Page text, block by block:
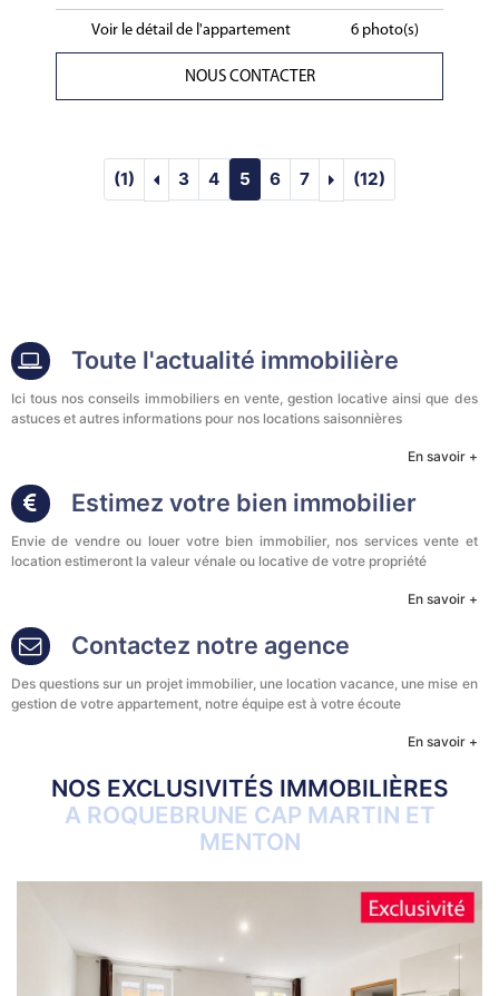
Voir le détail de l'appartement 6 photo(s)
NOUS CONTACTER
(1) visupageprec :LOCATION
3 4 5 6 7 visupagesuiv
(12)
Toute l'actualité immobilière
Ici tous nos conseils immobiliers en vente, gestion locative ainsi que des
astuces et autres informations pour nos locations saisonnières
En savoir +
Estimez votre bien immobilier
Envie de vendre ou louer votre bien immobilier, nos services vente et
location estimeront la valeur vénale ou locative de votre propriété
En savoir +
Contactez notre agence
Des questions sur un projet immobilier, une location vacance, une mise en
gestion de votre appartement, notre équipe est à votre écoute
En savoir +
NOS EXCLUSIVITÉS IMMOBILIÈRES
A ROQUEBRUNE CAP MARTIN ET
MENTON